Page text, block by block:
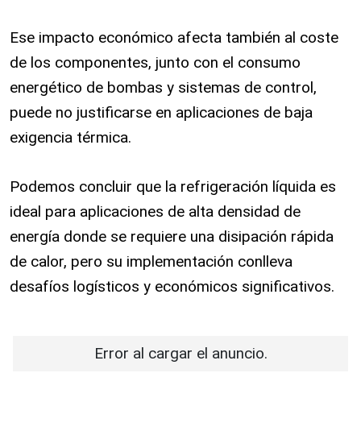
Ese impacto económico afecta también al coste
de los componentes, junto con el consumo
energético de bombas y sistemas de control,
puede no justificarse en aplicaciones de baja
exigencia térmica.
Podemos concluir que la refrigeración líquida es
ideal para aplicaciones de alta densidad de
energía donde se requiere una disipación rápida
de calor, pero su implementación conlleva
desafíos logísticos y económicos significativos.
Error al cargar el anuncio.